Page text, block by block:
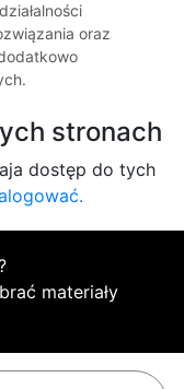
oraz
stronach
dostęp do tych
materiały